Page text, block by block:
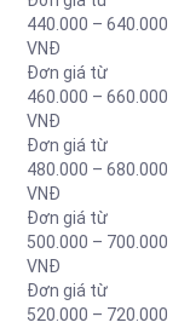
440.000 – 640.000
VNĐ
Đơn giá từ
460.000 – 660.000
VNĐ
Đơn giá từ
480.000 – 680.000
VNĐ
Đơn giá từ
500.000 – 700.000
VNĐ
Đơn giá từ
520.000 – 720.000